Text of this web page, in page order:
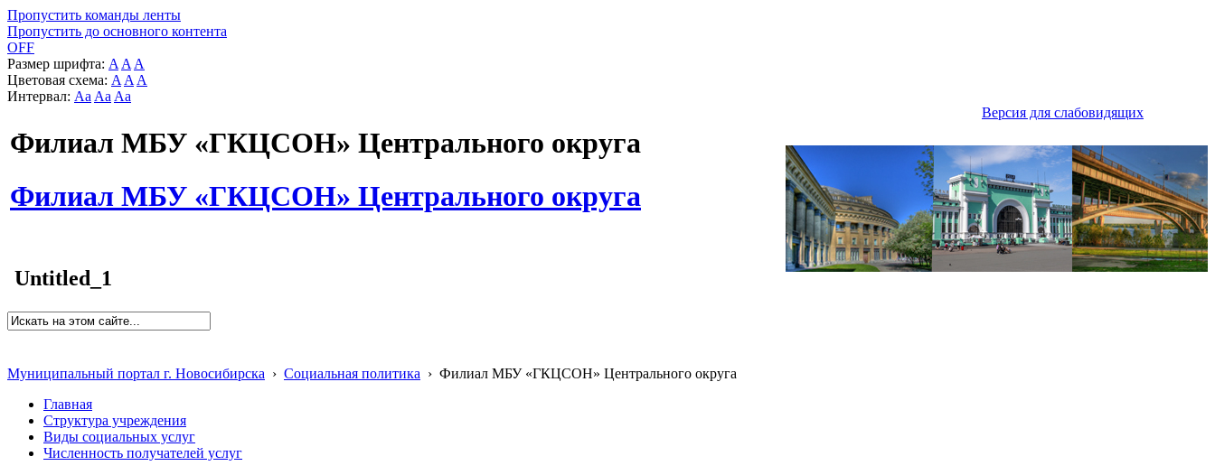
Пропустить команды ленты
Пропустить до основного контента
OFF
Размер шрифта: A A A
Цветовая схема: A A A
Интервал: Aa Aa Aa
Версия для слабовидящих
Филиал МБУ «ГКЦСОН» Центрального округа
Филиал МБУ «ГКЦСОН» Центрального округа
Untitled_1
Муниципальный портал г. Новосибирска › Социальная политика › Филиал МБУ «ГКЦСОН» Центрального округа
Главная
Структура учреждения
Виды социальных услуг
Численность получателей услуг